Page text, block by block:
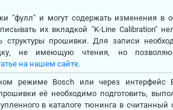
"фулл" и могут содержать изменения в
их вкладкой "K-Line Calibration"
структуры прошивки. Для записи
не имеющую чтения, но
на нашем сайте.
режиме Bosch или через интерфейс
её необходимо подготовить,
в каталоге тюнинга в считанный